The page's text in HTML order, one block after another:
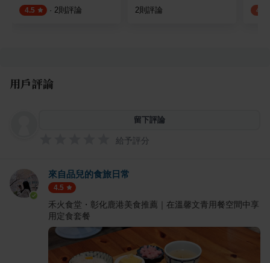
4.5 · 2則評論 2則評論 4.2
用戶評論
留下評論
給予評分
來自品兒的食旅日常
4.5
禾火食堂・彰化鹿港美食推薦｜在溫馨文青用餐空間中享
用定食套餐